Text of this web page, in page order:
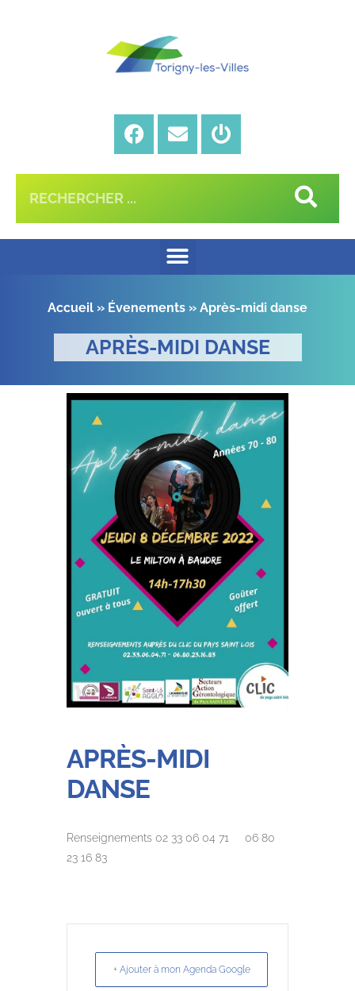
Accueil » Évenements » Après-midi danse
APRÈS-MIDI DANSE
APRÈS-MIDI
DANSE
Renseignements 02 33 06 04 71 06 80
23 16 83
+ Ajouter à mon Agenda Google